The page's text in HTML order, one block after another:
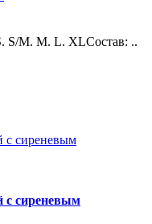
S/M. M. L. XLСостав: ..
с сиреневым